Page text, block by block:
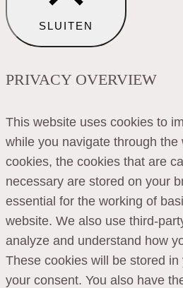
SLUITEN
PRIVACY OVERVIEW
This website uses cookies to
while you navigate through
cookies, the cookies that are
necessary are stored on your
essential for the working of
website. We also use third-
analyze and understand how
These cookies will be stored
your consent. You also have